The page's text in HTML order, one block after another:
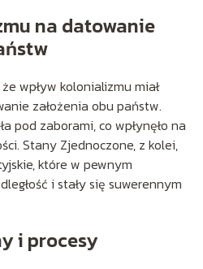
na datowanie
wpływ kolonializmu miał
założenia obu państw.
pod zaborami, co wpłynęło na
Stany Zjednoczone, z kolei,
które w pewnym
i stały się suwerennym
i procesy